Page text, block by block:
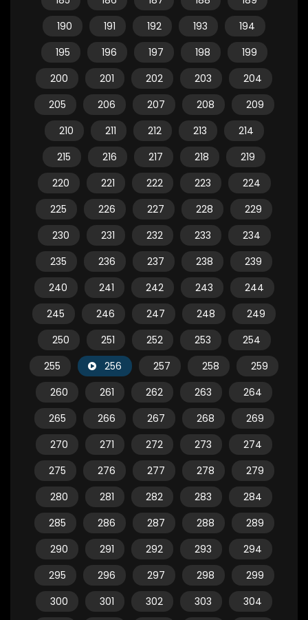
190
191 192 193
194
195
196 197 198
199
200
201 202 203
204
205
206 207 208
209
210
211 212 213
214
215
216 217 218
219
220
221 222 223
224
225
226 227 228
229
230
231 232 233
234
235
236 237 238
239
240
241 242 243
244
245
246 247 248
249
250
251 252 253
254
255
256 257 258
259
260
261 262 263
264
265
266 267 268
269
270
271 272 273
274
275
276 277 278
279
280
281 282 283
284
285
286 287 288
289
290
291 292 293
294
295
296 297 298
299
300
301 302 303
304